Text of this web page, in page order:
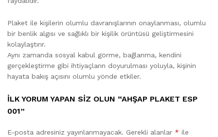
Plaket ile kişilerin olumlu davranışlarının onaylanması, olumlu
bir benlik algısı ve sağlıklı bir kişilik örüntüsü geliştirmesini
kolaylaştırır.
Aynı zamanda sosyal kabul görme, bağlanma, kendini
gerçekleştirme gibi ihtiyaçların doyurulması yoluyla, kişinin
hayata bakış açısını olumlu yönde etkiler.
İLK YORUM YAPAN SIZ OLUN “AHŞAP PLAKET ESP
001”
E-posta adresiniz yayınlanmayacak. Gerekli alanlar * ile